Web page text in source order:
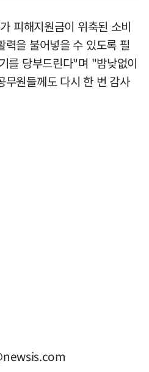
피해지원금이 위축된 소비
력을 불어넣을 수 있도록 필
를 당부드린다"며 "밤낮없이
무원들께도 다시 한 번 감사